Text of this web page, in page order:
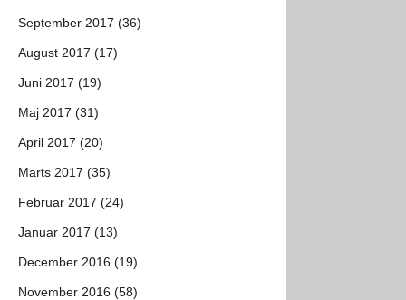
September 2017 (36)
August 2017 (17)
Juni 2017 (19)
Maj 2017 (31)
April 2017 (20)
Marts 2017 (35)
Februar 2017 (24)
Januar 2017 (13)
December 2016 (19)
November 2016 (58)